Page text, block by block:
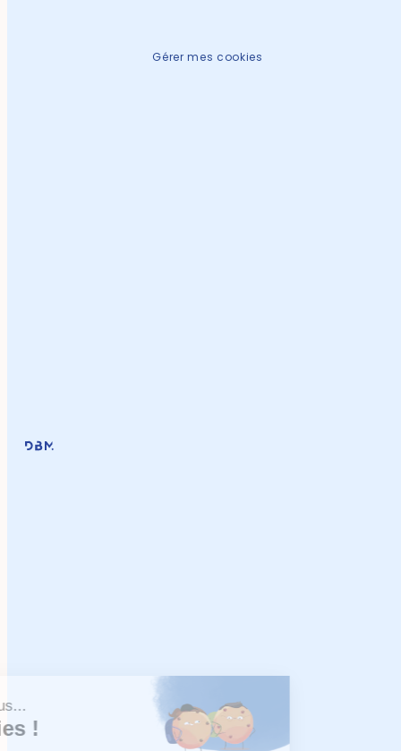
Gérer mes cookies